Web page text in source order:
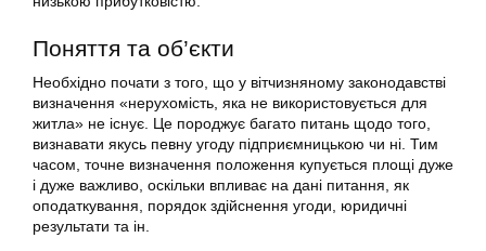
Поняття та об’єкти
Необхідно почати з того, що у вітчизняному законодавстві
визначення «нерухомість, яка не використовується для
житла» не існує. Це породжує багато питань щодо того,
визнавати якусь певну угоду підприємницькою чи ні. Тим
часом, точне визначення положення купується площі дуже
і дуже важливо, оскільки впливає на дані питання, як
оподаткування, порядок здійснення угоди, юридичні
результати та ін.